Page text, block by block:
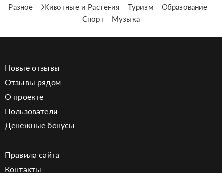
Разное
Животные и Растения Туризм
Образование
Спорт
Музыка
Новые отзывы
Отзывы рядом
О проекте
Пользователи
Денежные бонусы
Правила сайта
Контакты